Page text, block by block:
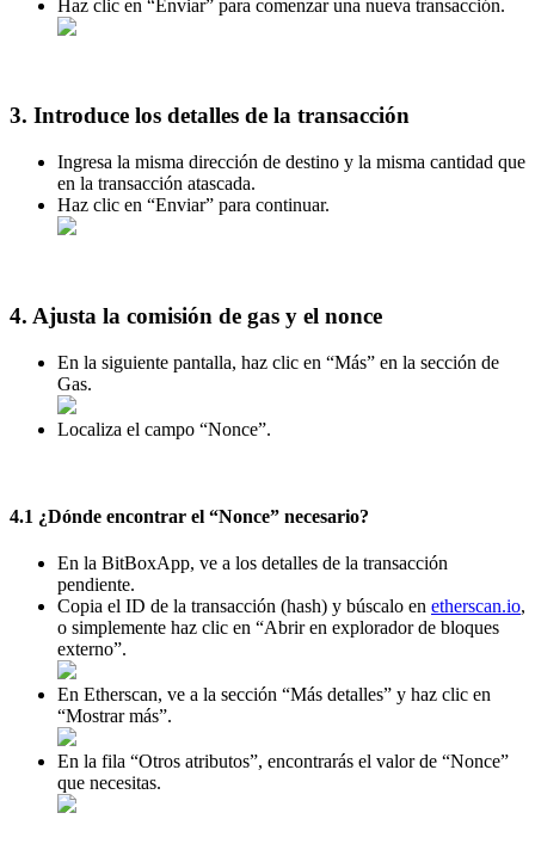
Haz clic en “Enviar” para comenzar una nueva transacción.
3. Introduce los detalles de la transacción
Ingresa la misma dirección de destino y la misma cantidad que
en la transacción atascada.
Haz clic en “Enviar” para continuar.
4. Ajusta la comisión de gas y el nonce
En la siguiente pantalla, haz clic en “Más” en la sección de
Gas.
Localiza el campo “Nonce”.
4.1 ¿Dónde encontrar el “Nonce” necesario?
En la BitBoxApp, ve a los detalles de la transacción
pendiente.
Copia el ID de la transacción (hash) y búscalo en etherscan.io,
o simplemente haz clic en “Abrir en explorador de bloques
externo”.
En Etherscan, ve a la sección “Más detalles” y haz clic en
“Mostrar más”.
En la fila “Otros atributos”, encontrarás el valor de “Nonce”
que necesitas.